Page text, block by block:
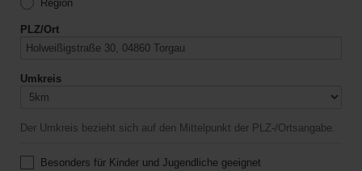
Region
PLZ/Ort
Umkreis
Der Umkreis bezieht sich auf den Mittelpunkt der PLZ-/Ortsangabe.
Besonders für Kinder und Jugendliche geeignet